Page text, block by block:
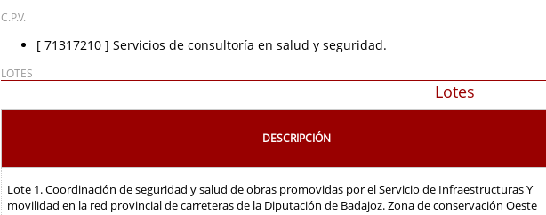
C.P.V.
[ 71317210 ] Servicios de consultoría en salud y seguridad.
LOTES
Lotes
DESCRIPCIÓN
Lote 1. Coordinación de seguridad y salud de obras promovidas por el Servicio de Infraestructuras Y
movilidad en la red provincial de carreteras de la Diputación de Badajoz. Zona de conservación Oeste